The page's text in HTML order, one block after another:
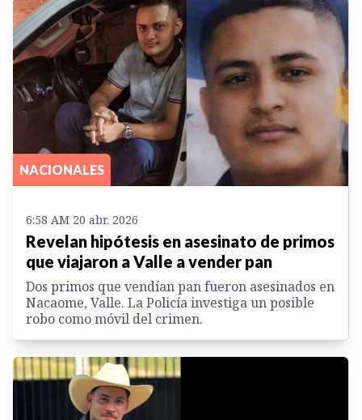
NACIONALES
6:58 AM 20 abr. 2026
Revelan hipótesis en asesinato de primos
que viajaron a Valle a vender pan
Dos primos que vendían pan fueron asesinados en
Nacaome, Valle. La Policía investiga un posible
robo como móvil del crimen.